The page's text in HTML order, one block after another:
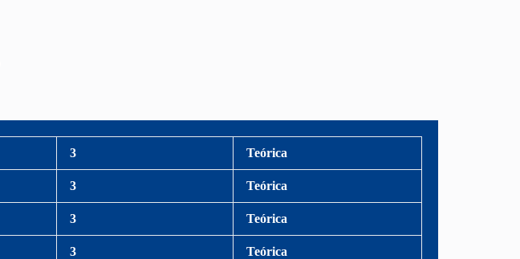
3 Teórica
3 Teórica
3 Teórica
3 Teórica